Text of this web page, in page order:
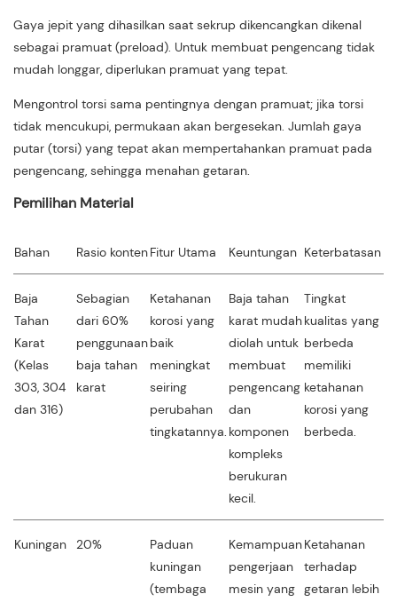
Gaya jepit yang dihasilkan saat sekrup dikencangkan dikenal
sebagai pramuat (preload). Untuk membuat pengencang tidak
mudah longgar, diperlukan pramuat yang tepat.
Mengontrol torsi sama pentingnya dengan pramuat; jika torsi
tidak mencukupi, permukaan akan bergesekan. Jumlah gaya
putar (torsi) yang tepat akan mempertahankan pramuat pada
pengencang, sehingga menahan getaran.
Pemilihan Material
Bahan Rasio kontenFitur Utama Keuntungan Keterbatasan
Baja
Tahan
Karat
(Kelas
303, 304
dan 316)
Sebagian
dari 60%
penggunaan
baja tahan
karat
Ketahanan
korosi yang
baik
meningkat
seiring
perubahan
tingkatannya.
Baja tahan
karat mudah
diolah untuk
membuat
pengencang
dan
komponen
kompleks
berukuran
kecil.
Tingkat
kualitas yang
berbeda
memiliki
ketahanan
korosi yang
berbeda.
Kuningan 20%
Paduan
kuningan
(tembaga
Kemampuan
pengerjaan
mesin yang
Ketahanan
terhadap
getaran lebih